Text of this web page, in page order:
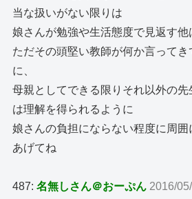
当な扱いがない限りは
娘さんが勉強や生活態度で見返す他
ただその頭堅い教師が何か言ってき
に、
母親としてできる限りそれ以外の先
は理解を得られるように
娘さんの負担にならない程度に周囲
あげてね
487:名無しさん＠おーぷん 2016/